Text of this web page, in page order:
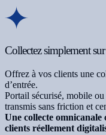
Collectez simplement
Offrez à vos clients une
d’entrée.
Portail sécurisé, mobile
transmis sans friction et
Une collecte omnicanale
clients réellement